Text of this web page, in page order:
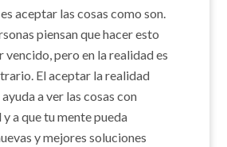
aceptar las cosas como son.
piensan que hacer esto
vencido, pero en la realidad es
El aceptar la realidad
a ver las cosas con
a que tu mente pueda
y mejores soluciones